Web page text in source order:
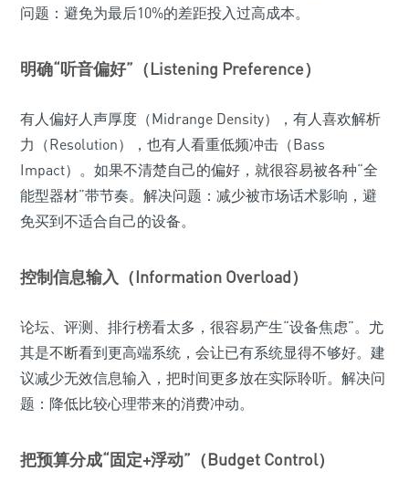
问题：避免为最后10%的差距投入过高成本。
明确“听音偏好”（Listening Preference）
有人偏好人声厚度（Midrange Density），有人喜欢解析
力（Resolution），也有人看重低频冲击（Bass
Impact）。如果不清楚自己的偏好，就很容易被各种“全
能型器材”带节奏。解决问题：减少被市场话术影响，避
免买到不适合自己的设备。
控制信息输入（Information Overload）
论坛、评测、排行榜看太多，很容易产生“设备焦虑”。尤
其是不断看到更高端系统，会让已有系统显得不够好。建
议减少无效信息输入，把时间更多放在实际聆听。解决问
题：降低比较心理带来的消费冲动。
把预算分成“固定+浮动”（Budget Control）